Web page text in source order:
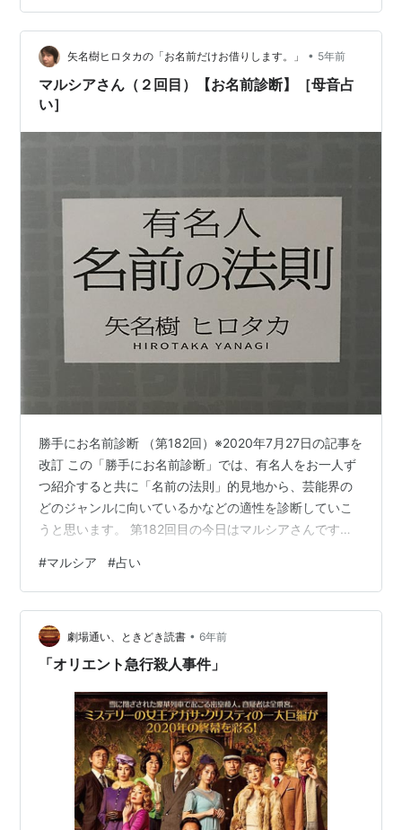
ア 最高位 オリコン18位 ＜ほかの動画も見る＞ ▼「ふり
むけばヨコハマ」のテレビCM www.youtube.com ▼デ
ビューから40年、…
矢名樹ヒロタカの「お名前だけお借りします。」 • 5年前
マルシアさん（２回目）【お名前診断】［母音占
い］
勝手にお名前診断 （第182回）※2020年7月27日の記事を
改訂 この「勝手にお名前診断」では、有名人をお一人ず
つ紹介すると共に「名前の法則」的見地から、芸能界の
どのジャンルに向いているかなどの適性を診断していこ
うと思います。 第182回目の今日はマルシアさんです。
字綴りではMARCIA)となり、最初と最後の文字の母音が
同じ「ア」である事がよくわかります。 この様なお名前
を「名前の法則」の世界では、最初の母音に戻るという
意味で“リターンネーム”と呼びます。 苗字か下の名前の
どちらか、あるいはマルシアさんの様にブラジル名だけ
#マルシア #占い
劇場通い、ときどき読書 • 6年前
「オリエント急行殺人事件」